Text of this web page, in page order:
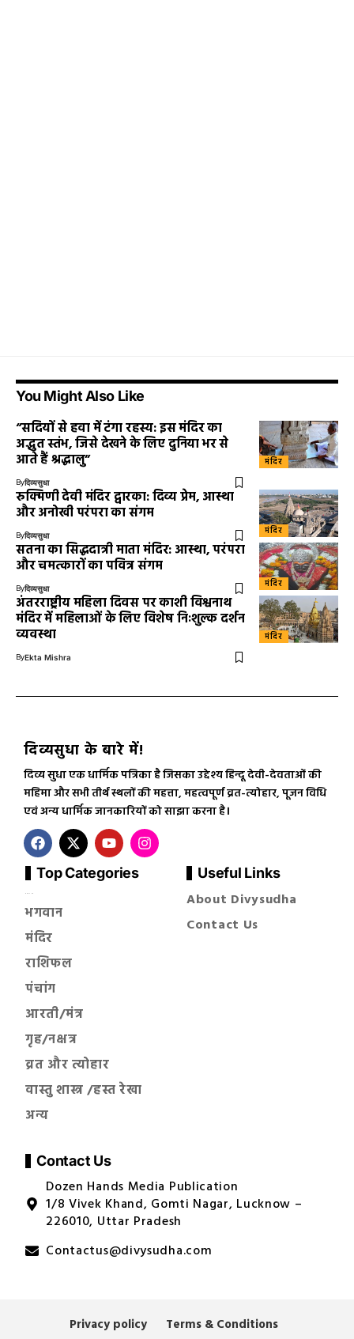
You Might Also Like
मंदिर
“सदियों से हवा में टंगा रहस्य: इस मंदिर का
अद्भुत स्तंभ, जिसे देखने के लिए दुनिया भर से
आते हैं श्रद्धालु”
Byदिव्यसुधा
मंदिर
रुक्मिणी देवी मंदिर द्वारका: दिव्य प्रेम, आस्था
और अनोखी परंपरा का संगम
Byदिव्यसुधा
मंदिर
सतना का सिद्धदात्री माता मंदिर: आस्था, परंपरा
और चमत्कारों का पवित्र संगम
Byदिव्यसुधा
मंदिर
अंतरराष्ट्रीय महिला दिवस पर काशी विश्वनाथ
मंदिर में महिलाओं के लिए विशेष निःशुल्क दर्शन
व्यवस्था
ByEkta Mishra
दिव्यसुधा के बारे में!
दिव्य सुधा एक धार्मिक पत्रिका है जिसका उद्देश्य हिन्दू देवी-देवताओं की
महिमा और सभी तीर्थ स्थलों की महत्ता, महत्वपूर्ण व्रत-त्योहार, पूजन विधि
एवं अन्य धार्मिक जानकारियों को साझा करना है।
Top Categories
सनातन धर्म
भगवान
मंदिर
राशिफल
पंचांग
आरती/मंत्र
गृह/नक्षत्र
व्रत और त्योहार
वास्तु शास्त्र /हस्त रेखा
अन्य
Useful Links
About Divysudha
Contact Us
Contact Us
Dozen Hands Media Publication
1/8 Vivek Khand, Gomti Nagar, Lucknow –
226010, Uttar Pradesh
Contactus@divysudha.com
Privacy policy
Terms & Conditions